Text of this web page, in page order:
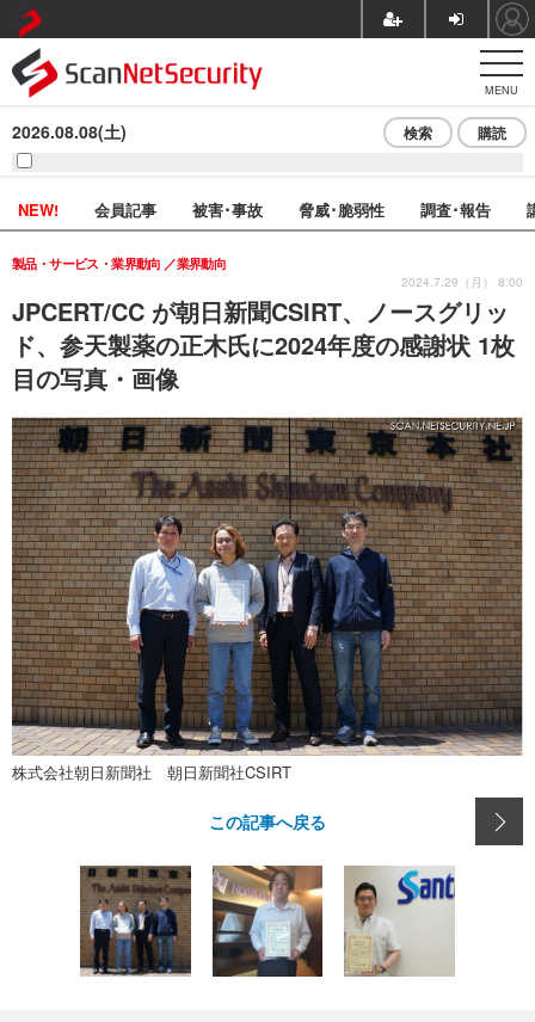
MENU
2026.08.08(土) 検索 購読
NEW! 会員記事 被害･事故 脅威･脆弱性 調査･報告
JPCERT/CC が朝日新聞CSIRT、ノースグリッ
ド、参天製薬の正木氏に2024年度の感謝状 1枚
目の写真・画像
製品・サービス・業界動向 業界動向
2024.7.29（月） 8:00
株式会社朝日新聞社 朝日新聞社CSIRT
この記事へ戻る